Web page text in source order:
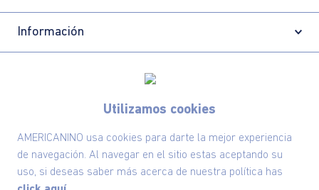
Utilizamos cookies
AMERICANINO usa cookies para darte la mejor experiencia
de navegación. Al navegar en el sitio estas aceptando su
uso, si deseas saber más acerca de nuestra política has
Información